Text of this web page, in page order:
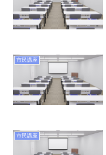
市民講座
市民講座